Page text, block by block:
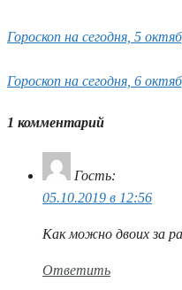
Гороскоп на сегодня, 5
Гороскоп на сегодня, 6
1 комментарий
Гость:
05.10.2019 в 12:56
Как можно двоих за
Ответить